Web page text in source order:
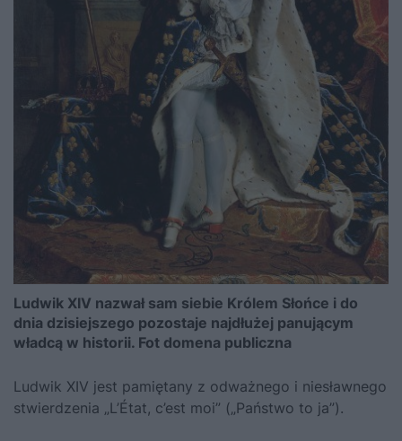
Ludwik XIV nazwał sam siebie Królem Słońce i do
dnia dzisiejszego pozostaje najdłużej panującym
władcą w historii. Fot domena publiczna
Ludwik XIV jest pamiętany z odważnego i niesławnego
stwierdzenia „L’État, c’est moi” („Państwo to ja”).